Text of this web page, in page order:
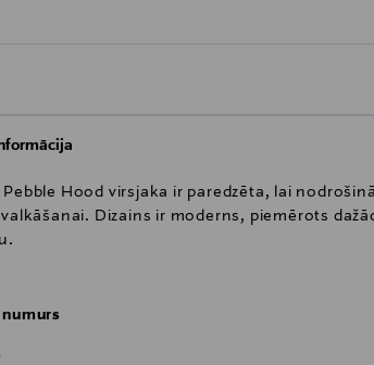
Pebble Hood virsjaka ir paredzēta, lai
Dizains ir moderns, piemērots